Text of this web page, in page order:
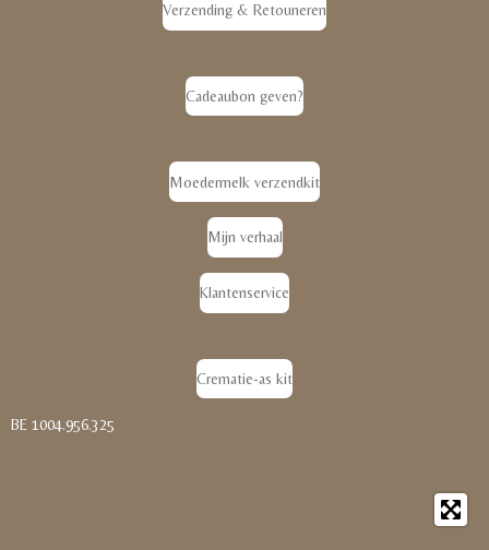
Verzending & Retouneren
Cadeaubon geven?
Moedermelk verzendkit
Mijn verhaal
Klantenservice
Crematie-as kit
BE 1004.956.325